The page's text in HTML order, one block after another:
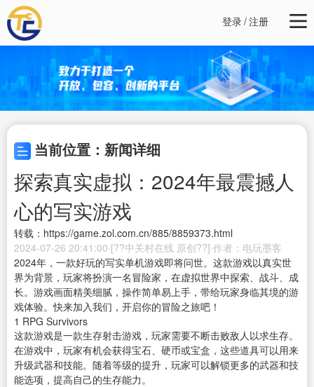
登录/注册
当前位置：新闻详细
探索真实虚拟：2024年最震撼人
心的写实游戏
转载：https://game.zol.com.cn/885/8859373.html
2024-07-26 20:41:00·[??中关村在线 原创??]·作者：电玩墨客
2024年，一款好玩的写实单机游戏即将问世。这款游戏以真实世
界为背景，玩家将扮演一名冒险家，在虚拟世界中探索、战斗、成
长。游戏画面精美细腻，操作简单易上手，带给玩家身临其境的游
戏体验。快来加入我们，开启你的冒险之旅吧！
1 RPG Survivors
这款游戏是一款生存射击游戏，玩家需要不断击败敌人以求生存。
在游戏中，玩家有机会获得宝石、硬币或宝盒，这些道具可以用来
升级武器和技能。随着等级的提升，玩家可以解锁更多的武器和技
能选项，提高自己的生存能力。